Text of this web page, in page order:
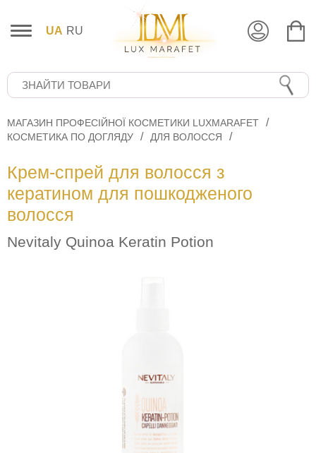
UA RU
МАГАЗИН ПРОФЕСІЙНОЇ КОСМЕТИКИ LUXMARAFET
КОСМЕТИКА ПО ДОГЛЯДУ
ДЛЯ ВОЛОССЯ
Крем-спрей для волосся з
кератином для пошкодженого
волосся
Nevitaly Quinoa Keratin Potion